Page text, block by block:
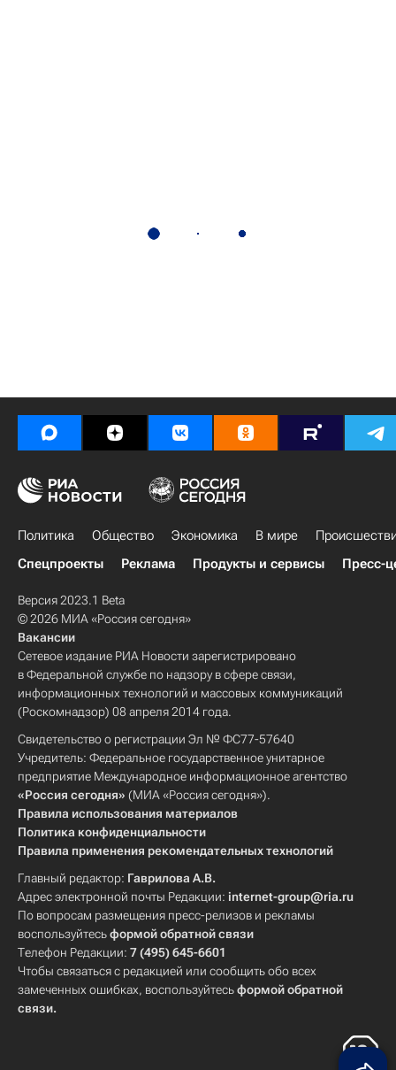
Политика Общество Экономика В мире
Спецпроекты
Реклама Продукты и сервисы Пресс-
Версия 2023.1 Beta
© 2026 МИА «Россия сегодня»
Вакансии
Сетевое издание РИА Новости зарегистрировано
в Федеральной службе по надзору в сфере связи,
информационных технологий и массовых коммуникаций
(Роскомнадзор) 08 апреля 2014 года.
Свидетельство о регистрации Эл № ФС77-57640
Учредитель: Федеральное государственное унитарное
предприятие Международное информационное агентство
«Россия сегодня» (МИА «Россия сегодня»).
Правила использования материалов
Политика конфиденциальности
Правила применения рекомендательных технологий
Главный редактор: Гаврилова А.В.
Адрес электронной почты Редакции: internet-group@ria.ru
По вопросам размещения пресс-релизов и рекламы
воспользуйтесьформой обратной связи
Телефон Редакции: 7 (495) 645-6601
Чтобы связаться с редакцией или сообщить обо всех
замеченных ошибках, воспользуйтесьформой обратной
связи.